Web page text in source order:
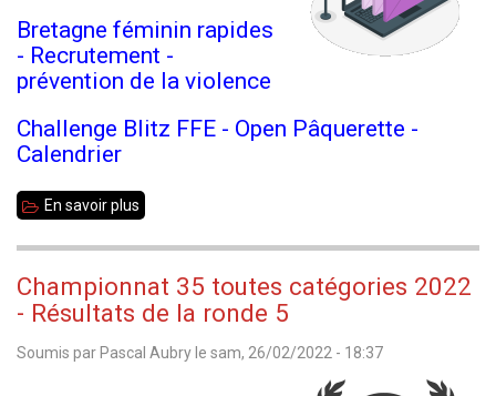
Bretagne féminin rapides
- Recrutement -
prévention de la violence
Challenge Blitz FFE - Open Pâquerette -
Calendrier
En savoir plus
Info
-
Championnat 35 toutes catégories 2022
- Résultats de la ronde 5
Soumis parPascal Aubryle sam, 26/02/2022 - 18:37